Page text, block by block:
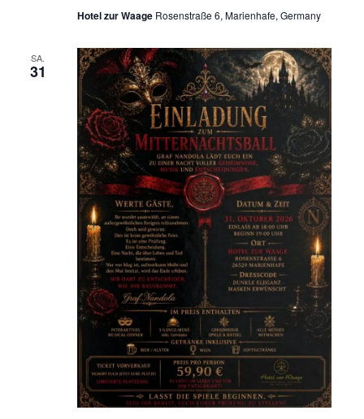
Hotel zur Waage Rosenstraße 6, Marienhafe, Germany
SA.
31